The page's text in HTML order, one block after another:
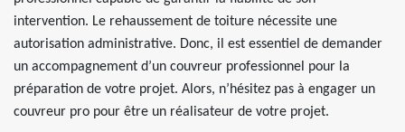
intervention. Le rehaussement de toiture nécessite une
autorisation administrative. Donc, il est essentiel de demander
un accompagnement d’un couvreur professionnel pour la
préparation de votre projet. Alors, n’hésitez pas à engager un
couvreur pro pour être un réalisateur de votre projet.